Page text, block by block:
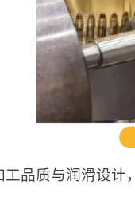
品质与润滑设计